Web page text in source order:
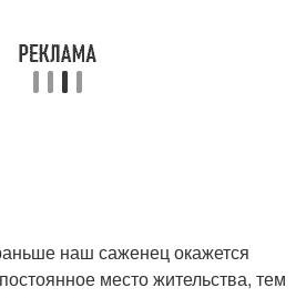
наш саженец окажется
место жительства, тем